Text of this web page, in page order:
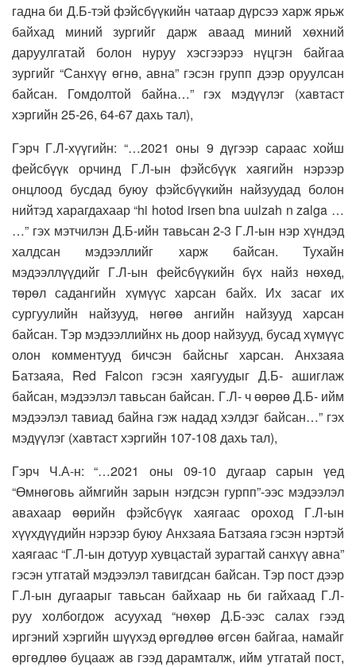
гадна би Д.Б-тэй фэйсбүүкийн чатаар дүрсээ харж ярьж
байхад миний зургийг дарж аваад миний хөхний
даруулгатай болон нуруу хэсгээрээ нүцгэн байгаа
зургийг “Санхүү өгнө, авна” гэсэн групп дээр оруулсан
байсан. Гомдолтой байна…” гэх мэдүүлэг (хавтаст
хэргийн 25-26, 64-67 дахь тал),
Гэрч Г.Л-хүүгийн: “…2021 оны 9 дүгээр сараас хойш
фейсбүүк орчинд Г.Л-ын фэйсбүүк хаягийн нэрээр
онцлоод бусдад буюу фэйсбүүкийн найзуудад болон
нийтэд харагдахаар “hi hotod irsen bna uulzah n zalga …
…” гэх мэтчилэн Д.Б-ийн тавьсан 2-3 Г.Л-ын нэр хүндэд
халдсан мэдээллийг харж байсан. Тухайн
мэдээллүүдийг Г.Л-ын фейсбүүкийн бүх найз нөхөд,
төрөл садангийн хүмүүс харсан байх. Их засаг их
сургуулийн найзууд, нөгөө ангийн найзууд харсан
байсан. Тэр мэдээллийнх нь доор найзууд, бусад хүмүүс
олон комментууд бичсэн байсньг харсан. Анхзаяа
Батзаяа, Red Falcon гэсэн хаягуудыг Д.Б- ашиглаж
байсан, мэдээлэл тавьсан байсан. Г.Л- ч өөрөө Д.Б- ийм
мэдээлэл тавиад байна гэж надад хэлдэг байсан…” гэх
мэдүүлэг (хавтаст хэргийн 107-108 дахь тал),
Гэрч Ч.А-н: “…2021 оны 09-10 дугаар сарын үед
“Өмнөговь аймгийн зарын нэгдсэн гурпп”-ээс мэдээлэл
авахаар өөрийн фэйсбүүк хаягаас ороход Г.Л-ын
хүүхдүүдийн нэрээр буюу Анхзаяа Батзаяа гэсэн нэртэй
хаягаас “Г.Л-ын дотуур хувцастай зурагтай санхүү авна”
гэсэн утгатай мэдээлэл тавигдсан байсан. Тэр пост дээр
Г.Л-ын дугаарыг тавьсан байхаар нь би гайхаад Г.Л-
руу холбогдож асуухад “нөхөр Д.Б-ээс салах гээд
иргэний хэргийн шүүхэд өргөдлөө өгсөн байгаа, намайг
өргөдлөө буцааж ав гээд дарамталж, ийм утгатай пост,